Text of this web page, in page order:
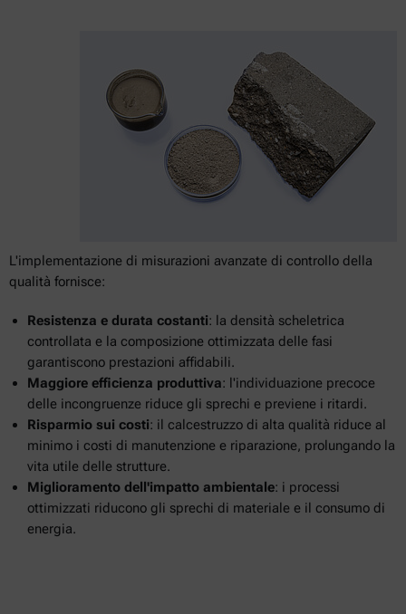
L'implementazione di misurazioni avanzate di controllo della
qualità fornisce:
Resistenza e durata costanti: la densità scheletrica
controllata e la composizione ottimizzata delle fasi
garantiscono prestazioni affidabili.
Maggiore efficienza produttiva: l'individuazione precoce
delle incongruenze riduce gli sprechi e previene i ritardi.
Risparmio sui costi: il calcestruzzo di alta qualità riduce al
minimo i costi di manutenzione e riparazione, prolungando la
vita utile delle strutture.
Miglioramento dell'impatto ambientale: i processi
ottimizzati riducono gli sprechi di materiale e il consumo di
energia.